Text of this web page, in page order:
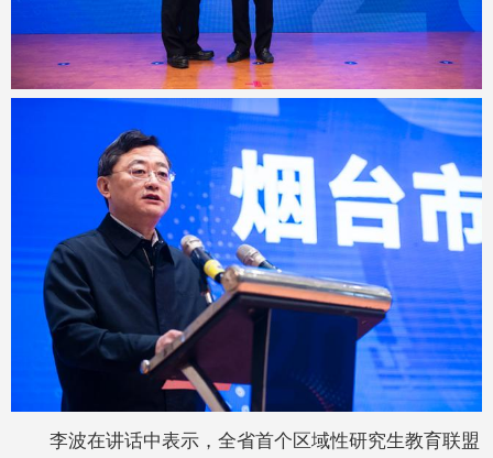
李波在讲话中表示，全省首个区域性研究生教育联盟